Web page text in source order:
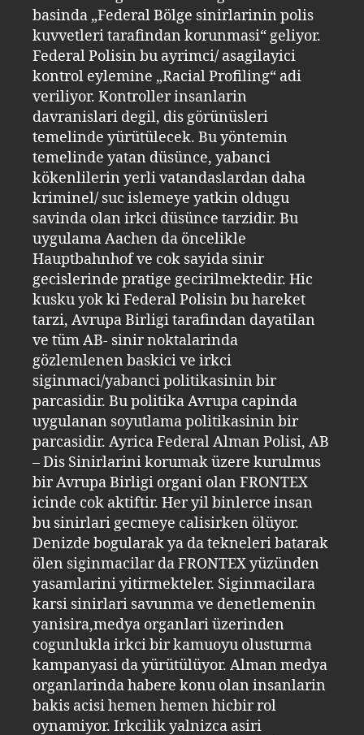
basinda „Federal Bölge sinirlarinin polis
kuvvetleri tarafindan korunmasi“ geliyor.
Federal Polisin bu ayrimci/ asagilayici
kontrol eylemine „Racial Profiling“ adi
veriliyor. Kontroller insanlarin
davranislari degil, dis görünüsleri
temelinde yürütülecek. Bu yöntemin
temelinde yatan düsünce, yabanci
kökenlilerin yerli vatandaslardan daha
kriminel/ suc islemeye yatkin oldugu
savinda olan irkci düsünce tarzidir. Bu
uygulama Aachen da öncelikle
Hauptbahnhof ve cok sayida sinir
gecislerinde pratige gecirilmektedir. Hic
kusku yok ki Federal Polisin bu hareket
tarzi, Avrupa Birligi tarafindan dayatilan
ve tüm AB- sinir noktalarinda
gözlemlenen baskici ve irkci
siginmaci/yabanci politikasinin bir
parcasidir. Bu politika Avrupa capinda
uygulanan soyutlama politikasinin bir
parcasidir. Ayrica Federal Alman Polisi, AB
– Dis Sinirlarini korumak üzere kurulmus
bir Avrupa Birligi organi olan FRONTEX
icinde cok aktiftir. Her yil binlerce insan
bu sinirlari gecmeye calisirken ölüyor.
Denizde bogularak ya da tekneleri batarak
ölen siginmacilar da FRONTEX yüzünden
yasamlarini yitirmekteler. Siginmacilara
karsi sinirlari savunma ve denetlemenin
yanisira,medya organlari üzerinden
cogunlukla irkci bir kamuoyu olusturma
kampanyasi da yürütülüyor. Alman medya
organlarinda habere konu olan insanlarin
bakis acisi hemen hemen hicbir rol
oynamiyor. Irkcilik yalnizca asiri